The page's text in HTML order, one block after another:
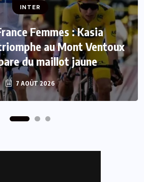
INTER
Femmes : Kasia
au Mont Ventoux
du maillot jaune
7 AOÛT 2026
INTER
Barcelone s’offre Rodri
millions d’euros
7 AOÛT 2026